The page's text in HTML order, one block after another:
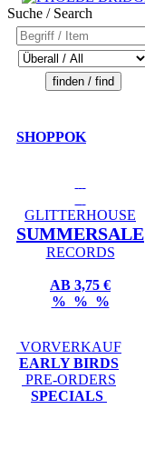
Suche / Search
SHOPPOK
GLITTERHOUSE
SUMMERSALE
RECORDS
AB 3,75 €
% % %
VORVERKAUF
EARLY BIRDS
PRE-ORDERS
SPECIALS